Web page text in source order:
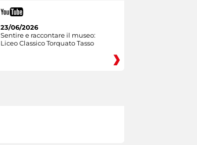
23/06/2026
Sentire e raccontare il museo:
Liceo Classico Torquato Tasso